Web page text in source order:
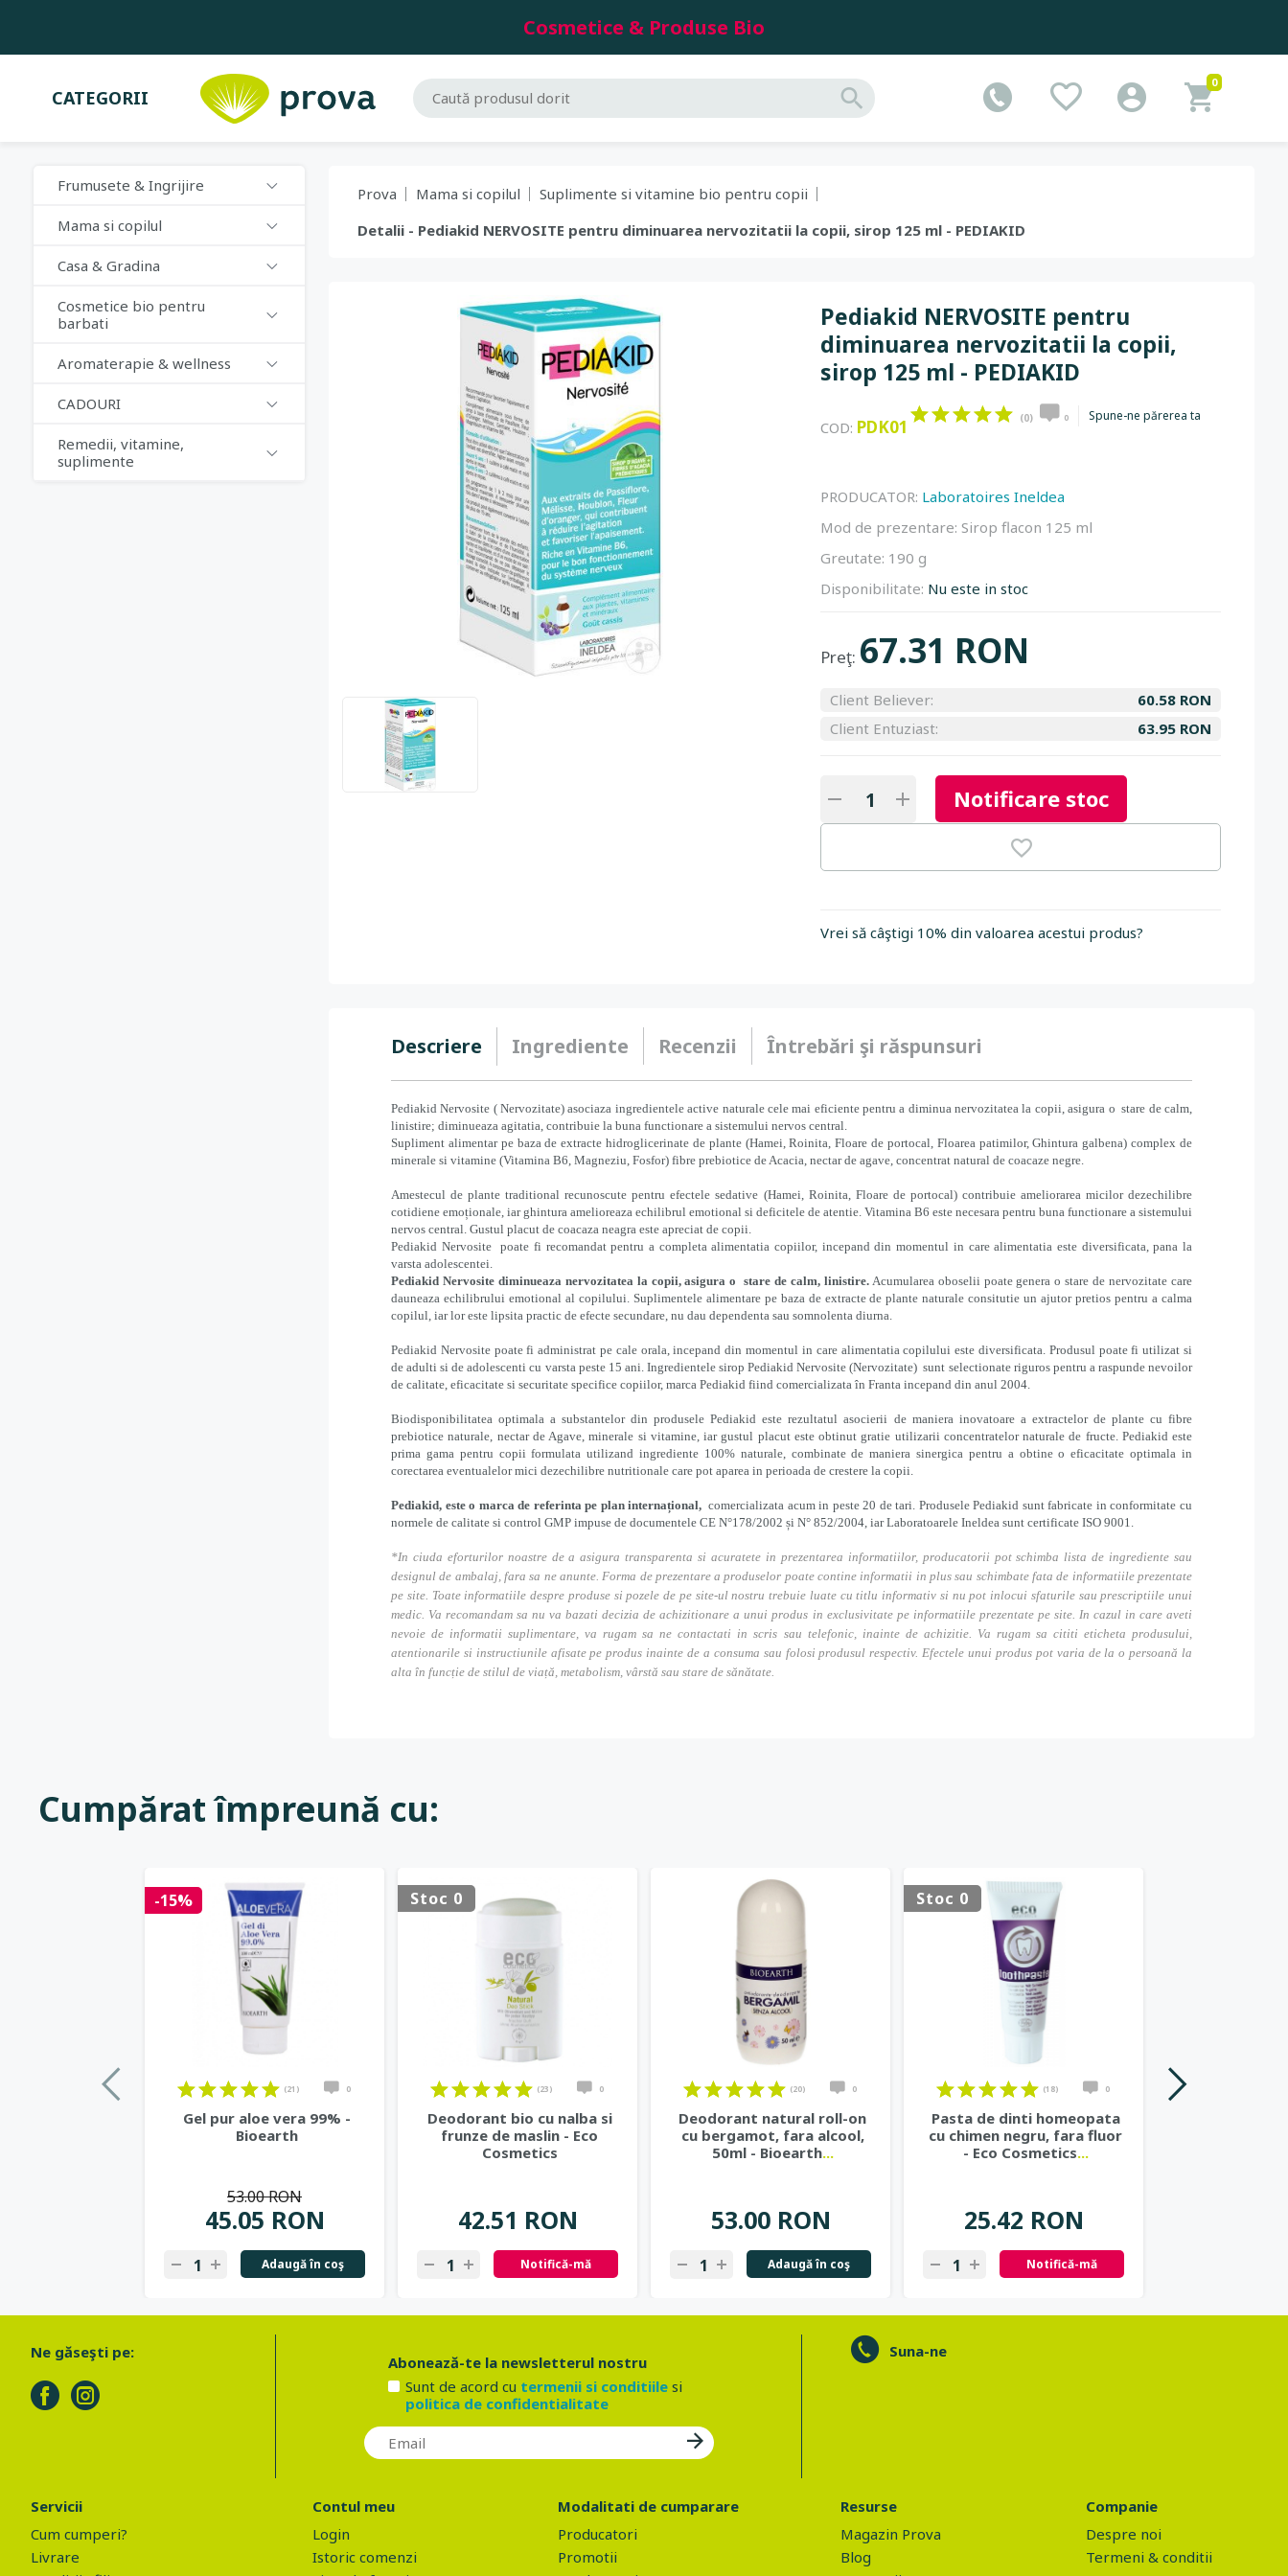
Cosmetice & Produse Bio
CATEGORII
0
Frumusete & Ingrijire
Mama si copilul
Casa & Gradina
Cosmetice bio pentru
barbati
Aromaterapie & wellness
CADOURI
Remedii, vitamine,
suplimente
Prova Mama si copilul
Suplimente si vitamine bio pentru copii
Detalii - Pediakid NERVOSITE pentru diminuarea nervozitatii la copii, sirop 125 ml - PEDIAKID
Pediakid NERVOSITE pentru
diminuarea nervozitatii la copii,
sirop 125 ml - PEDIAKID
COD: PDK01 (0) 0 Spune-ne părerea ta
PRODUCATOR: Laboratoires Ineldea
Mod de prezentare: Sirop flacon 125 ml
Greutate: 190 g
Disponibilitate: Nu este in stoc
Preţ: 67.31 RON
Client Believer:
60.58 RON
Client Entuziast:
63.95 RON
Notificare stoc
Vrei să câştigi 10% din valoarea acestui produs?
Descriere Ingrediente Recenzii Întrebări şi răspunsuri
Pediakid Nervosite ( Nervozitate) asociaza ingredientele active naturale cele mai eficiente pentru a diminua nervozitatea la copii, asigura o stare de calm,
linistire; diminueaza agitatia, contribuie la buna functionare a sistemului nervos central.
Supliment alimentar pe baza de extracte hidroglicerinate de plante (Hamei, Roinita, Floare de portocal, Floarea patimilor, Ghintura galbena) complex de
minerale si vitamine (Vitamina B6, Magneziu, Fosfor) fibre prebiotice de Acacia, nectar de agave, concentrat natural de coacaze negre.
Amestecul de plante traditional recunoscute pentru efectele sedative (Hamei, Roinita, Floare de portocal) contribuie ameliorarea micilor dezechilibre
cotidiene emoționale, iar ghintura amelioreaza echilibrul emotional si deficitele de atentie. Vitamina B6 este necesara pentru buna functionare a sistemului
nervos central. Gustul placut de coacaza neagra este apreciat de copii.
Pediakid Nervosite
poate fi recomandat pentru a completa alimentatia copiilor, incepand din momentul in care alimentatia este diversificata, pana la
varsta adolescentei.
Pediakid Nervosite diminueaza nervozitatea la copii, asigura o stare de calm, linistire.Acumularea oboselii poate genera o stare de nervozitate care
dauneaza echilibrului emotional al copilului. Suplimentele alimentare pe baza de extracte de plante naturale consitutie un ajutor pretios pentru a calma
copilul, iar lor este lipsita practic de efecte secundare, nu dau dependenta sau somnolenta diurna.
Pediakid Nervosite poate fi administrat pe cale orala, incepand din momentul in care alimentatia copilului este diversificata. Produsul poate fi utilizat si
de adulti si de adolescenti cu varsta peste 15 ani. Ingredientele sirop Pediakid Nervosite (Nervozitate) sunt selectionate riguros pentru a raspunde nevoilor
de calitate, eficacitate si securitate specifice copiilor, marca Pediakid fiind comercializata în Franta incepand din anul 2004.
Biodisponibilitatea optimala a substantelor din produsele Pediakid este rezultatul asocierii de maniera inovatoare a extractelor de plante cu fibre
prebiotice naturale, nectar de Agave, minerale si vitamine, iar gustul placut este obtinut gratie utilizarii concentratelor naturale de fructe. Pediakid este
prima gama pentru copii formulata utilizand ingrediente 100% naturale, combinate de maniera sinergica pentru a obtine o eficacitate optimala in
corectarea eventualelor mici dezechilibre nutritionale care pot aparea in perioada de crestere la copii.
Pediakid, este o marca de referinta pe plan internațional, comercializata acum in peste 20 de tari. Produsele Pediakid sunt fabricate in conformitate cu
normele de calitate si control GMP impuse de documentele CE N°178/2002 și N° 852/2004, iar Laboratoarele Ineldea sunt certificate ISO 9001.
*In ciuda eforturilor noastre de a asigura transparenta si acuratete in prezentarea informatiilor, producatorii pot schimba lista de ingrediente sau
designul de ambalaj, fara sa ne anunte. Forma de prezentare a produselor poate contine informatii in plus sau schimbate fata de informatiile prezentate
pe site. Toate informatiile despre produse si pozele de pe site-ul nostru trebuie luate cu titlu informativ si nu pot inlocui sfaturile sau prescriptiile unui
medic. Va recomandam sa nu va bazati decizia de achizitionare a unui produs in exclusivitate pe informatiile prezentate pe site. In cazul in care aveti
nevoie de informatii suplimentare, va rugam sa ne contactati in scris sau telefonic, inainte de achizitie. Va rugam sa cititi eticheta produsului,
atentionarile si instructiunile afisate pe produs inainte de a consuma sau folosi produsul respectiv. Efectele unui produs pot varia de la o persoană la
alta în funcție de stilul de viață, metabolism, vârstă sau stare de sănătate.
Cumpărat împreună cu:
-15%
(21) 0
Gel pur aloe vera 99% -
Bioearth
45.05 RON
53.00 RON
Adaugă în coş
Stoc 0
(23) 0
Deodorant bio cu nalba si
frunze de maslin - Eco
Cosmetics
42.51 RON
Notifică-mă
(20) 0
Deodorant natural roll-on
cu bergamot, fara alcool,
50ml - Bioearth...
53.00 RON
Adaugă în coş
Stoc 0
(18) 0
Pasta de dinti homeopata
cu chimen negru, fara fluor
- Eco Cosmetics...
25.42 RON
Notifică-mă
Ne găseşti pe:
Abonează-te la newsletterul nostru
Sunt de acord cu termenii si conditiilesi
politica de confidentialitate
Suna-ne
Servicii
Cum cumperi?
Livrare
Contul meu
Login
Istoric comenzi
Modalitati de cumparare
Producatori
Promotii
Resurse
Magazin Prova
Blog
Companie
Despre noi
Termeni & conditii